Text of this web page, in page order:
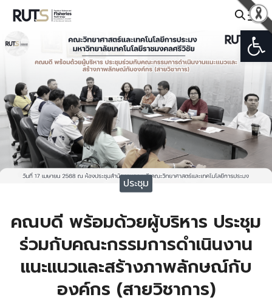
Skip
content
Search
for:
ประชุม
คณบดี พร้อมด้วยผู้บริหาร ประชุม
ร่วมกับคณะกรรมการดำเนินงาน
แนะแนวและสร้างภาพลักษณ์กับ
องค์กร (สายวิชาการ)